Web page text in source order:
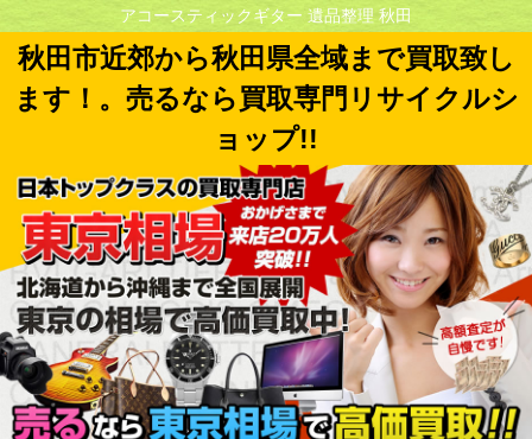
アコースティックギター 遺品整理 秋田